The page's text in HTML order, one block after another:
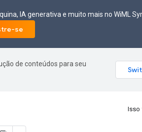
IA generativa e muito mais no WiML
se
de conteúdos para seu
Isso